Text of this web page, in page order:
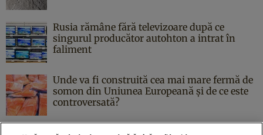
Rusia rămâne fără televizoare după ce
singurul producător autohton a intrat în
faliment
Unde va fi construită cea mai mare fermă de
somon din Uniunea Europeană și de ce este
controversată?